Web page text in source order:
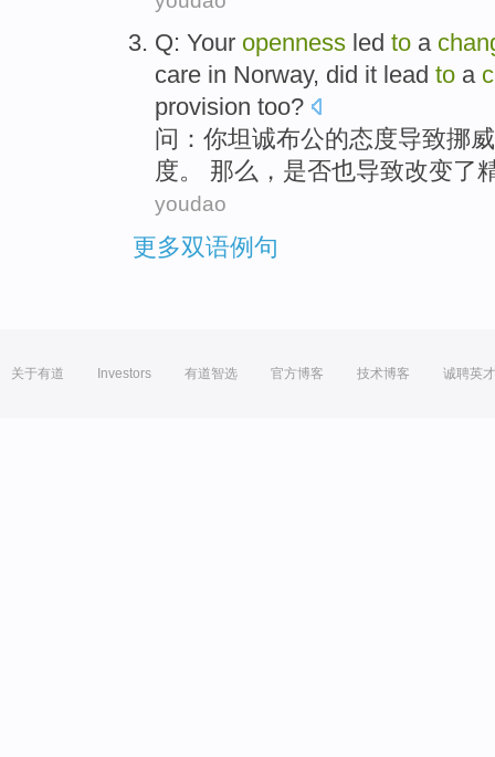
Q: Your openness led to a
care in Norway, did it lead to a
provision too?
问 ： 你坦诚布公的态度导致挪威
度。 那么， 是否也导致改变了
youdao
更多双语例句
关于有道 Investors 有道智选 官方博客 技术博客 诚聘英才